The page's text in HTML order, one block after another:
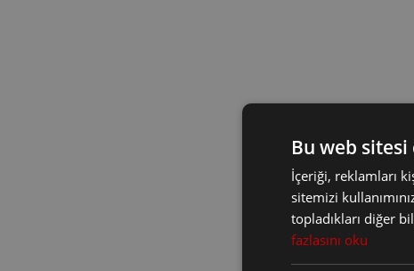
Bu web
İçeriği, reklamları
sitemizi
topladıkları diğer
fazlasını oku